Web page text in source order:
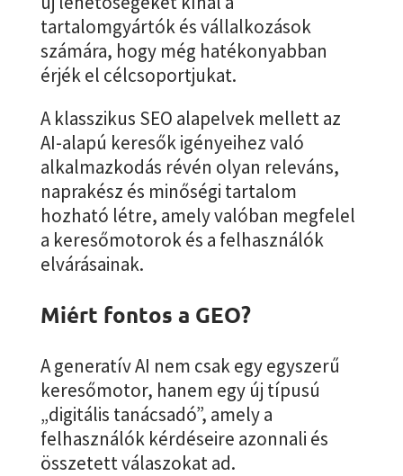
tartalomgyártók és vállalkozások
számára, hogy még hatékonyabban
érjék el célcsoportjukat.
A klasszikus SEO alapelvek mellett az
AI-alapú keresők igényeihez való
alkalmazkodás révén olyan releváns,
naprakész és minőségi tartalom
hozható létre, amely valóban megfelel
a keresőmotorok és a felhasználók
elvárásainak.
Miért fontos a GEO?
A generatív AI nem csak egy egyszerű
keresőmotor, hanem egy új típusú
„digitális tanácsadó”, amely a
felhasználók kérdéseire azonnali és
összetett válaszokat ad.